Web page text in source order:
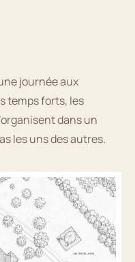
journée aux
temps forts, les
dans un
les uns des autres.